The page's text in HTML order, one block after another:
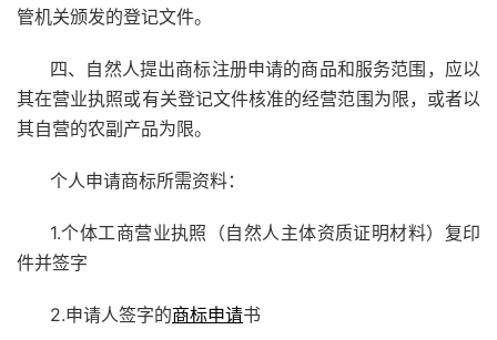
管机关颁发的登记文件。
四、自然人提出商标注册申请的商品和服务范围，应以
其在营业执照或有关登记文件核准的经营范围为限，或者以
其自营的农副产品为限。
个人申请商标所需资料：
1.个体工商营业执照（自然人主体资质证明材料）复印
件并签字
2.申请人签字的商标申请书